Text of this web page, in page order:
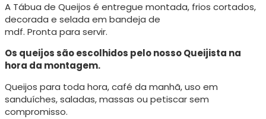
A Tábua de Queijos é entregue montada, frios cortados,
decorada e selada em bandeja de
mdf. Pronta para servir.
Os queijos são escolhidos pelo nosso Queijista na
hora da montagem.
Queijos para toda hora, café da manhã, uso em
sanduíches, saladas, massas ou petiscar sem
compromisso.